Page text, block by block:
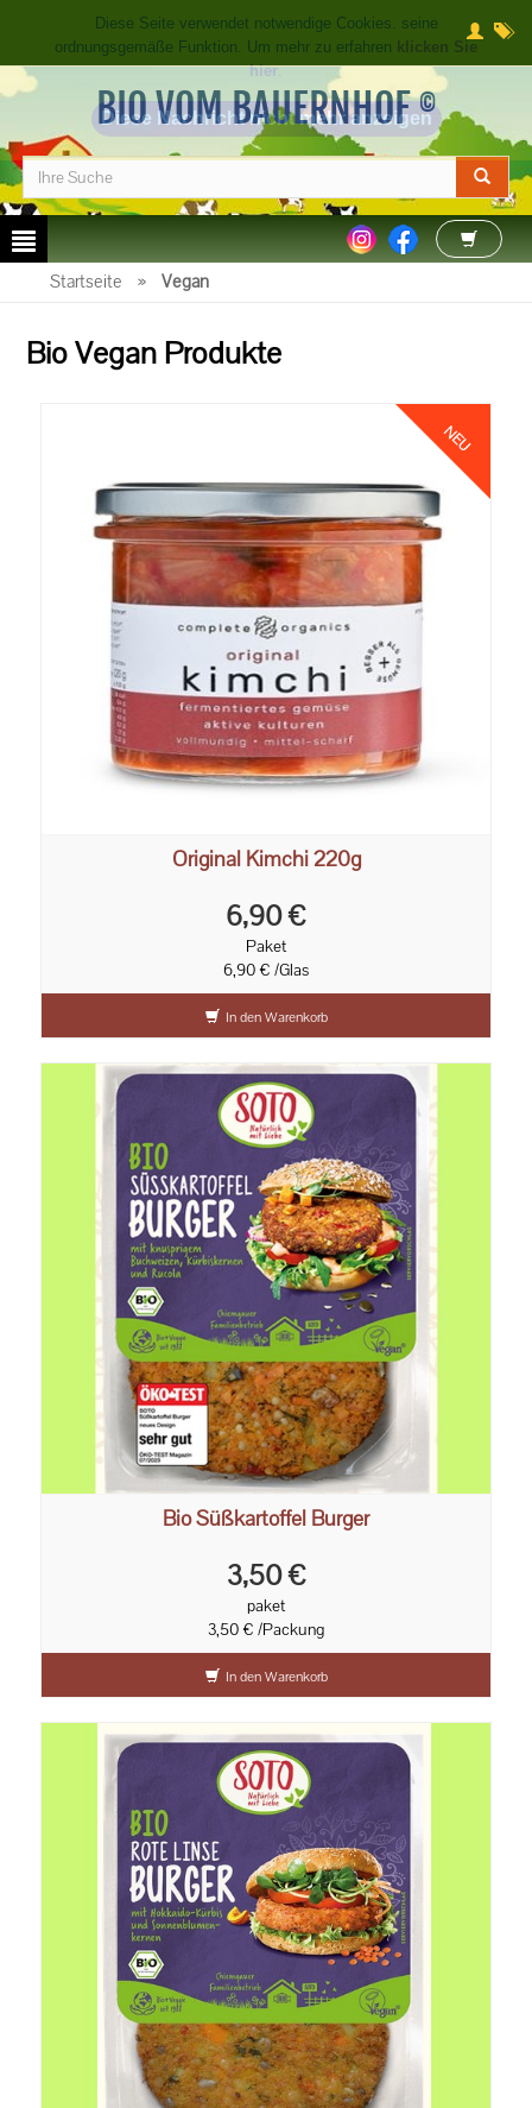
BIO VOM BAUERNHOF©
Startseite » Vegan
Bio Vegan Produkte
NEU
Original Kimchi 220g
6,90 €
Paket
6,90 € /Glas
In den Warenkorb
Bio Süßkartoffel Burger
3,50 €
paket
3,50 € /Packung
In den Warenkorb